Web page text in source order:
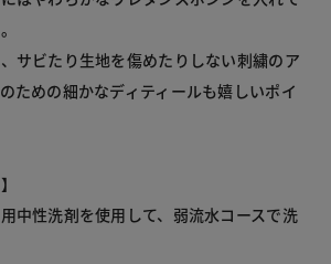
サビたり生地を傷めたりしない刺繍のア
ための細かなディティールも嬉しいポイ
中性洗剤を使用して、弱流水コースで洗